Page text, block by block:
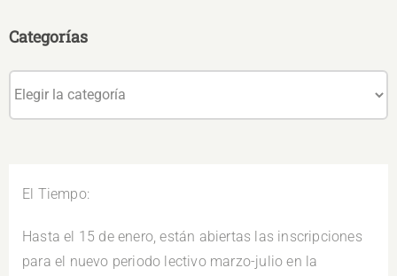
El Tiempo:
Hasta el 15 de enero, están abiertas las inscripciones
para el nuevo periodo lectivo marzo-julio en la
Categorías